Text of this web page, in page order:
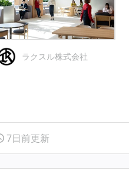
ラクスル株式会社
7日前更新